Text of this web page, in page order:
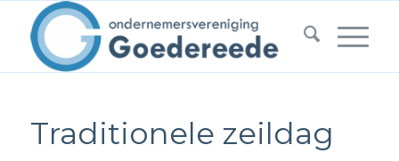
Traditionele zeildag